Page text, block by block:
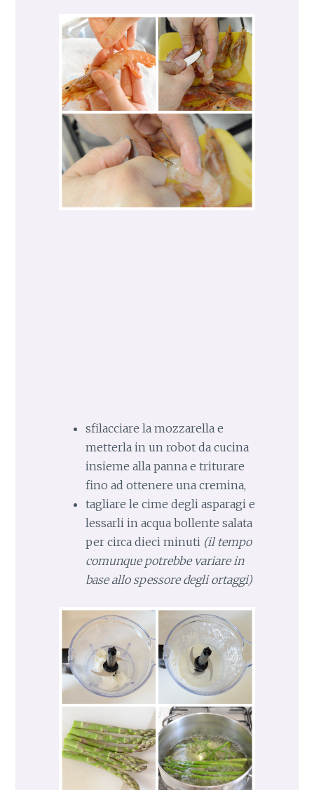
sfilacciare la mozzarella e
metterla in un robot da cucina
insieme alla panna e triturare
fino ad ottenere una cremina,
tagliare le cime degli asparagi e
lessarli in acqua bollente salata
per circa dieci minuti (il tempo
comunque potrebbe variare in
base allo spessore degli ortaggi)